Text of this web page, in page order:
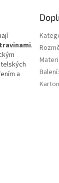
.
a
Balení:
Karton